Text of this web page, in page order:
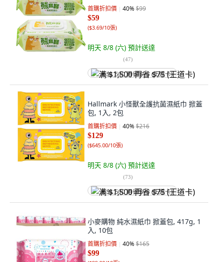
首購折扣價 40%$99
$59
($3.69/10張)
明天 8/8 (六) 預計送達
(47)
满 $1,500 再省 $75 (王道卡)
Hallmark 小怪獸全護抗菌濕紙巾 掀蓋
包, 1入, 2包
首購折扣價 40%$216
$129
($645.00/10張)
明天 8/8 (六) 預計送達
(73)
满 $1,500 再省 $75 (王道卡)
小麥購物 純水濕紙巾 掀蓋包, 417g, 1
入, 10包
首購折扣價 40%$165
$99